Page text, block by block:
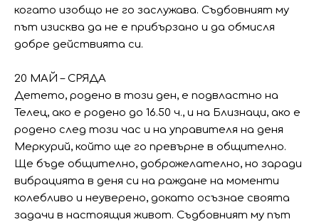
когато изобщо не го заслужава. Съдбовният му
път изисква да не е прибързано и да обмисля
добре действията си.
20 МАЙ – СРЯДА
Детето, родено в този ден, е подвластно на
Телец, ако е родено до 16.50 ч., и на Близнаци, ако е
родено след този час и на управителя на деня
Меркурий, който ще го превърне в общително.
Ще бъде общително, доброжелателно, но заради
вибрацията в деня си на раждане на моменти
колебливо и неуверено, докато осъзнае своята
задачи в настоящия живот. Съдбовният му път